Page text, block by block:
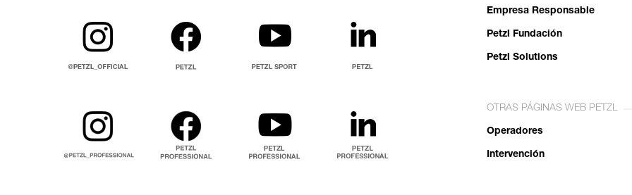
Empresa Responsable
Petzl Fundación
Petzl Solutions
OTRAS PÁGINAS WEB PETZL
Operadores
Intervención